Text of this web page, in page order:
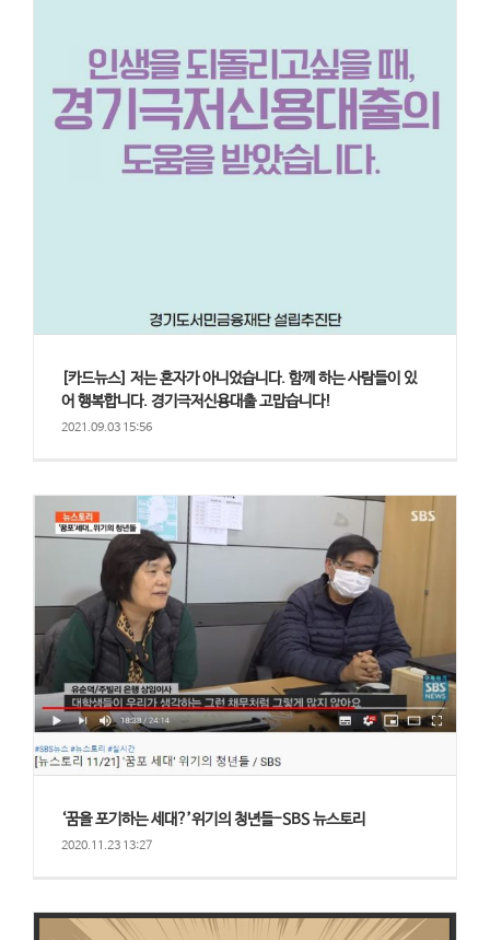
[카드뉴스] 저는 혼자가 아니었습니다. 함께 하는 사람들이 있
어 행복합니다. 경기극저신용대출 고맙습니다!
2021.09.03 15:56
‘꿈을 포기하는 세대?’위기의 청년들-SBS 뉴스토리
2020.11.23 13:27